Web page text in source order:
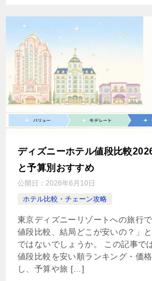
ディズニーホテル値段比較
と予算別おすすめ
公開日： 2026年6月10日
ホテル比較・チェーン攻略
東京ディズニーリゾートへの旅行
値段比較、結局どこが安いの？」
ではないでしょうか。 この記事で
値段比較を安い順ランキング・価
し、予算や旅 […]